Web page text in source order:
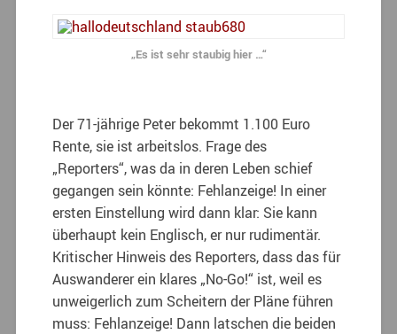
„Es ist sehr staubig hier …“
Der 71-jährige Peter bekommt 1.100 Euro
Rente, sie ist arbeitslos. Frage des
„Reporters“, was da in deren Leben schief
gegangen sein könnte: Fehlanzeige! In einer
ersten Einstellung wird dann klar: Sie kann
überhaupt kein Englisch, er nur rudimentär.
Kritischer Hinweis des Reporters, dass das für
Auswanderer ein klares „No-Go!“ ist, weil es
unweigerlich zum Scheitern der Pläne führen
muss: Fehlanzeige! Dann latschen die beiden